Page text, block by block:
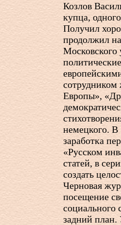
Козлов
купца,
Получил
продолжил
Московского
сотрудником
Европы»,
немецкого. В
заработка
«Русском
статей, в
создать
Черновая
посещение
социального
задний план.